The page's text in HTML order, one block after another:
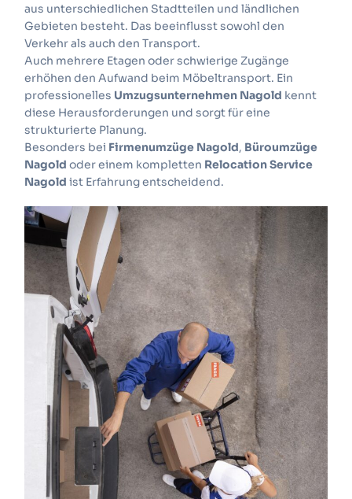
aus unterschiedlichen Stadtteilen und ländlichen
Gebieten besteht. Das beeinflusst sowohl den
Verkehr als auch den Transport.
Auch mehrere Etagen oder schwierige Zugänge
erhöhen den Aufwand beim Möbeltransport. Ein
professionelles Umzugsunternehmen Nagold kennt
diese Herausforderungen und sorgt für eine
strukturierte Planung.
Besonders bei Firmenumzüge Nagold, Büroumzüge
Nagold oder einem kompletten Relocation Service
Nagold ist Erfahrung entscheidend.